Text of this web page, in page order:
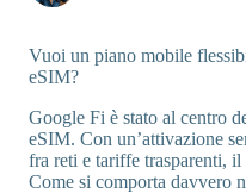
Vuoi un piano mobile
eSIM?
Google Fi è stato al centro
eSIM. Con un’attivazione
fra reti e tariffe trasparenti,
Come si comporta davvero